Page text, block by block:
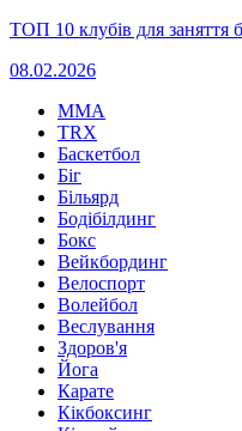
ТОП 10 клубів для заняття
08.02.2026
MMA
TRX
Баскетбол
Біг
Більярд
Бодібілдинг
Бокс
Вейкбординг
Велоспорт
Волейбол
Веслування
Здоров'я
Йога
Карате
Кікбоксинг